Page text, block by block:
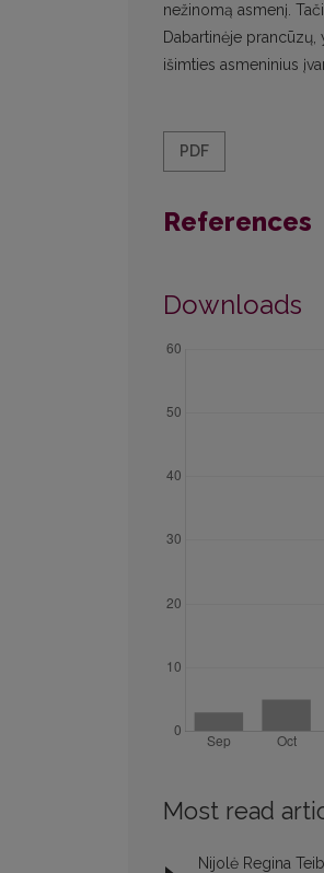
nežinomą asmenį.
Dabartinėje
išimties asmeninius
PDF
References
Downloads
Most read
Nijolė Regina